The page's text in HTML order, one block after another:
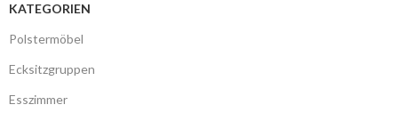
KATEGORIEN
Polstermöbel
Ecksitzgruppen
Esszimmer